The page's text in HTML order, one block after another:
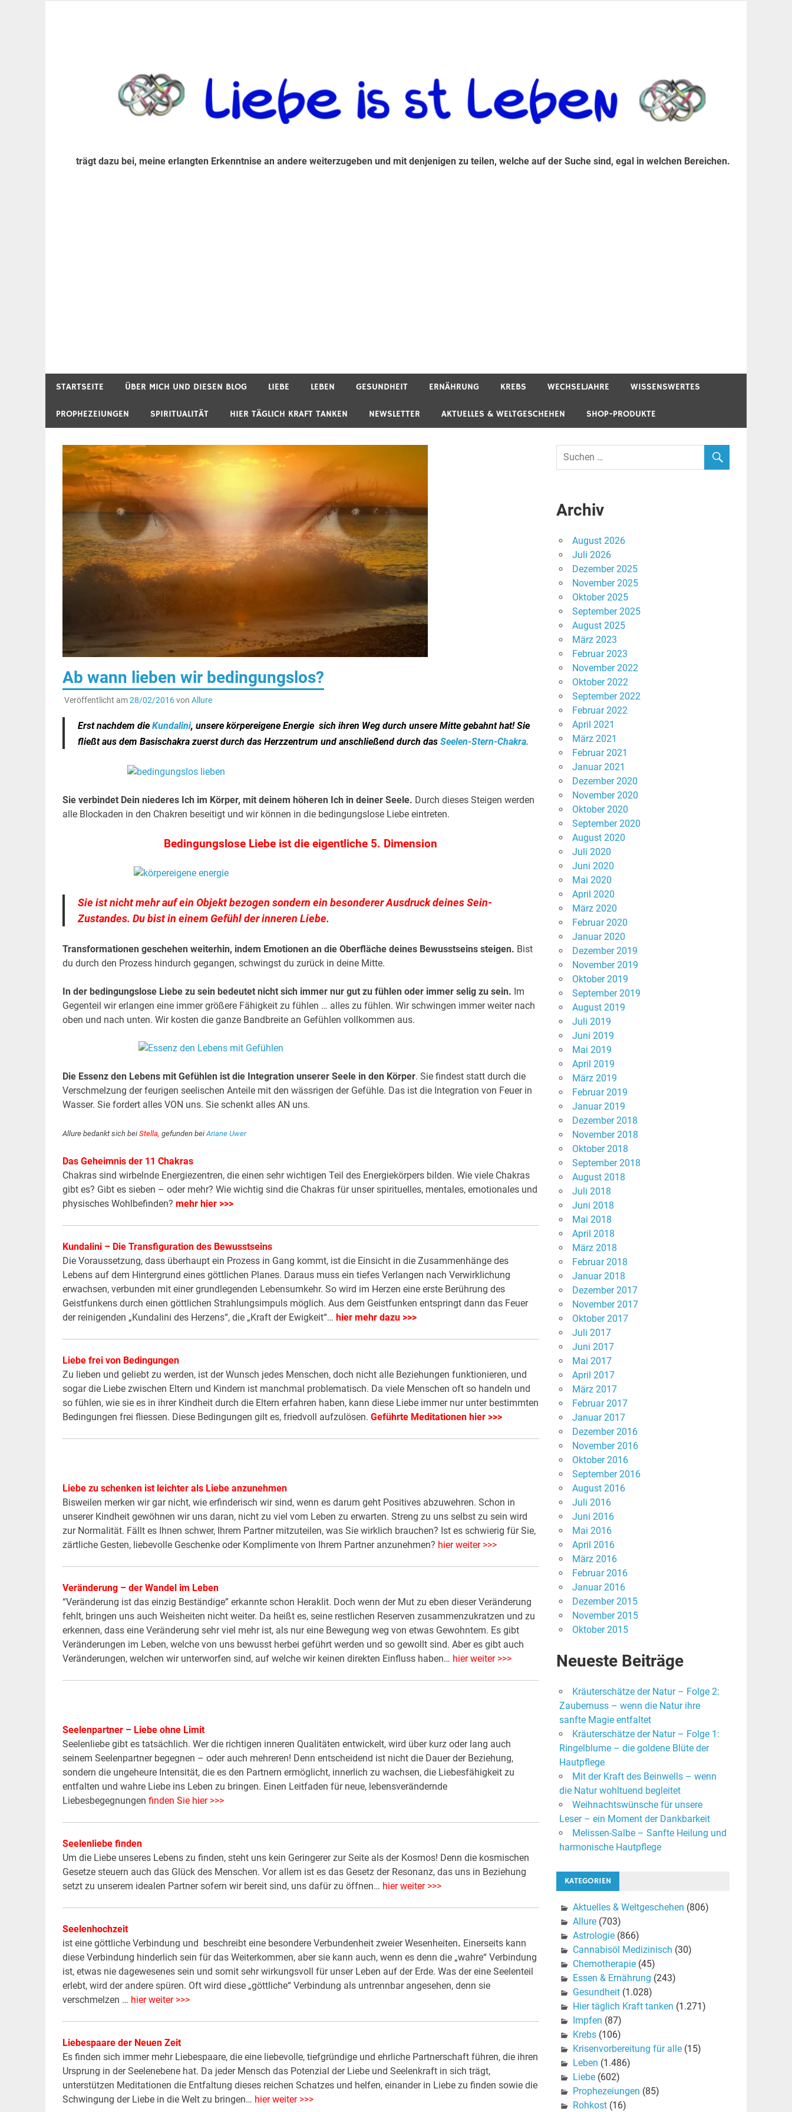
trägt dazu bei, meine erlangten Erkenntnise an andere weiterzugeben und mit denjenigen zu teilen, welche auf der Suche sind, egal in welchen Bereichen.
STARTSEITE ÜBER MICH UND DIESEN BLOG LIEBE LEBEN GESUNDHEIT ERNÄHRUNG KREBS WECHSELJAHRE WISSENSWERTES
PROPHEZEIUNGEN SPIRITUALITÄT HIER TÄGLICH KRAFT TANKEN NEWSLETTER AKTUELLES & WELTGESCHEHEN SHOP-PRODUKTE
Ab wann lieben wir bedingungslos?
Veröffentlicht am28/02/2016von Allure
Erst nachdem dieKundalini, unsere körpereigene Energie sich ihren Weg durch unsereMitte gebahnt hat!Sie
fließt aus dem Basischakra zuerst durch das Herzzentrum und anschließend durch dasSeelen-Stern-Chakra.
Sie verbindet Dein niederes Ich im Körper, mit deinem höheren Ich in deiner Seele. Durch dieses Steigen werden
alle Blockaden in den Chakren beseitigt und wir können in die bedingungslose Liebe eintreten.
Bedingungslose Liebe ist die eigentliche 5. Dimension
Sie ist nicht mehr auf ein Objekt bezogen sondern ein besonderer Ausdruck deines Sein-
Zustandes. Du bist in einem Gefühl der inneren Liebe.
Transformationen geschehen weiterhin, indem Emotionen an die Oberfläche deines Bewusstseins steigen. Bist
du durch den Prozess hindurch gegangen, schwingst du zurück in deine Mitte.
In der bedingungslose Liebe zu sein bedeutet nicht sich immer nur gut zu fühlen oder immer selig zu sein. Im
Gegenteil wir erlangen eine immer größere Fähigkeit zu fühlen … alles zu fühlen. Wir schwingen immer weiter nach
oben und nach unten. Wir kosten die ganze Bandbreite an Gefühlen vollkommen aus.
Die Essenz den Lebens mit Gefühlen ist die Integration unserer Seele in den Körper. Sie findest statt durch die
Verschmelzung der feurigen seelischen Anteile mit den wässrigen der Gefühle. Das ist die Integration von Feuer in
Wasser. Sie fordert alles VON uns. Sie schenkt alles AN uns.
Allure bedankt sich bei Stella, gefunden beiAriane Uwer
Das Geheimnis der 11 Chakras
Chakras sind wirbelnde Energiezentren, die einen sehr wichtigen Teil des Energiekörpers bilden. Wie viele Chakras
gibt es? Gibt es sieben – oder mehr? Wie wichtig sind die Chakras für unser spirituelles, mentales, emotionales und
physisches Wohlbefinden? mehr hier >>>
Kundalini – Die Transfiguration des Bewusstseins
Die Voraussetzung, dass überhaupt ein Prozess in Gang kommt, ist die Einsicht in die Zusammenhänge des
Lebens auf dem Hintergrund eines göttlichen Planes. Daraus muss ein tiefes Verlangen nach Verwirklichung
erwachsen, verbunden mit einer grundlegenden Lebensumkehr. So wird im Herzen eine erste Berührung des
Geistfunkens durch einen göttlichen Strahlungsimpuls möglich. Aus dem Geistfunken entspringt dann das Feuer
der reinigenden „Kundalini des Herzens“, die „Kraft der Ewigkeit“… hier mehr dazu >>>
Liebe frei von Bedingungen
Zu lieben und geliebt zu werden, ist der Wunsch jedes Menschen, doch nicht alle Beziehungen funktionieren, und
sogar die Liebe zwischen Eltern und Kindern ist manchmal problematisch. Da viele Menschen oft so handeln und
so fühlen, wie sie es in ihrer Kindheit durch die Eltern erfahren haben, kann diese Liebe immer nur unter bestimmten
Bedingungen frei fliessen. Diese Bedingungen gilt es, friedvoll aufzulösen. Geführte Meditationen hier >>>
Liebe zu schenken ist leichter als Liebe anzunehmen
Bisweilen merken wir gar nicht, wie erfinderisch wir sind, wenn es darum geht Positives abzuwehren. Schon in
unserer Kindheit gewöhnen wir uns daran, nicht zu viel vom Leben zu erwarten. Streng zu uns selbst zu sein wird
zur Normalität. Fällt es Ihnen schwer, Ihrem Partner mitzuteilen, was Sie wirklich brauchen? Ist es schwierig für Sie,
zärtliche Gesten, liebevolle Geschenke oder Komplimente von Ihrem Partner anzunehmen? hier weiter >>>
Veränderung – der Wandel im Leben
“Veränderung ist das einzig Beständige” erkannte schon Heraklit. Doch wenn der Mut zu eben dieser Veränderung
fehlt, bringen uns auch Weisheiten nicht weiter. Da heißt es, seine restlichen Reserven zusammenzukratzen und zu
erkennen, dass eine Veränderung sehr viel mehr ist, als nur eine Bewegung weg von etwas Gewohntem. Es gibt
Veränderungen im Leben, welche von uns bewusst herbei geführt werden und so gewollt sind. Aber es gibt auch
Veränderungen, welchen wir unterworfen sind, auf welche wir keinen direkten Einfluss haben… hier weiter >>>
Seelenpartner – Liebe ohne Limit
Seelenliebe gibt es tatsächlich. Wer die richtigen inneren Qualitäten entwickelt, wird über kurz oder lang auch
seinem Seelenpartner begegnen – oder auch mehreren! Denn entscheidend ist nicht die Dauer der Beziehung,
sondern die ungeheure Intensität, die es den Partnern ermöglicht, innerlich zu wachsen, die Liebesfähigkeit zu
entfalten und wahre Liebe ins Leben zu bringen. Einen Leitfaden für neue, lebensverändernde
Liebesbegegnungen finden Sie hier >>>
Seelenliebe finden
Um die Liebe unseres Lebens zu finden, steht uns kein Geringerer zur Seite als der Kosmos! Denn die kosmischen
Gesetze steuern auch das Glück des Menschen. Vor allem ist es das Gesetz der Resonanz, das uns in Beziehung
setzt zu unserem idealen Partner sofern wir bereit sind, uns dafür zu öffnen… hier weiter >>>
Seelenhochzeit
ist eine göttliche Verbindung und beschreibt eine besondere Verbundenheit zweier Wesenheiten. Einerseits kann
diese Verbindung hinderlich sein für das Weiterkommen, aber sie kann auch, wenn es denn die „wahre“ Verbindung
ist, etwas nie dagewesenes sein und somit sehr wirkungsvoll für unser Leben auf der Erde. Was der eine Seelenteil
erlebt, wird der andere spüren. Oft wird diese „göttliche“ Verbindung als untrennbar angesehen, denn sie
verschmelzen … hier weiter >>>
Liebespaare der Neuen Zeit
Es finden sich immer mehr Liebespaare, die eine liebevolle, tiefgründige und ehrliche Partnerschaft führen, die ihren
Ursprung in der Seelenebene hat. Da jeder Mensch das Potenzial der Liebe und Seelenkraft in sich trägt,
unterstützen Meditationen die Entfaltung dieses reichen Schatzes und helfen, einander in Liebe zu finden sowie die
Schwingung der Liebe in die Welt zu bringen… hier weiter >>>
Archiv
August 2026
Juli 2026
Dezember 2025
November 2025
Oktober 2025
September 2025
August 2025
März 2023
Februar 2023
November 2022
Oktober 2022
September 2022
Februar 2022
April 2021
März 2021
Februar 2021
Januar 2021
Dezember 2020
November 2020
Oktober 2020
September 2020
August 2020
Juli 2020
Juni 2020
Mai 2020
April 2020
März 2020
Februar 2020
Januar 2020
Dezember 2019
November 2019
Oktober 2019
September 2019
August 2019
Juli 2019
Juni 2019
Mai 2019
April 2019
März 2019
Februar 2019
Januar 2019
Dezember 2018
November 2018
Oktober 2018
September 2018
August 2018
Juli 2018
Juni 2018
Mai 2018
April 2018
März 2018
Februar 2018
Januar 2018
Dezember 2017
November 2017
Oktober 2017
Juli 2017
Juni 2017
Mai 2017
April 2017
März 2017
Februar 2017
Januar 2017
Dezember 2016
November 2016
Oktober 2016
September 2016
August 2016
Juli 2016
Juni 2016
Mai 2016
April 2016
März 2016
Februar 2016
Januar 2016
Dezember 2015
November 2015
Oktober 2015
Neueste Beiträge
Kräuterschätze der Natur – Folge 2:
Zaubernuss – wenn die Natur ihre
sanfte Magie entfaltet
Kräuterschätze der Natur – Folge 1:
Ringelblume – die goldene Blüte der
Hautpflege
Mit der Kraft des Beinwells – wenn
die Natur wohltuend begleitet
Weihnachtswünsche für unsere
Leser – ein Moment der Dankbarkeit
Melissen-Salbe – Sanfte Heilung und
harmonische Hautpflege
KATEGORIEN
Aktuelles & Weltgeschehen (806)
Allure(703)
Astrologie(866)
Cannabisöl Medizinisch (30)
Chemotherapie(45)
Essen & Ernährung (243)
Gesundheit(1.028)
Hier täglich Kraft tanken (1.271)
Impfen (87)
Krebs(106)
Krisenvorbereitung für alle(15)
Leben (1.486)
Liebe(602)
Prophezeiungen (85)
Rohkost(16)